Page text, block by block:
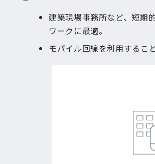
建築現場事務所など、短期
ワークに最適。
モバイル回線を利用するこ